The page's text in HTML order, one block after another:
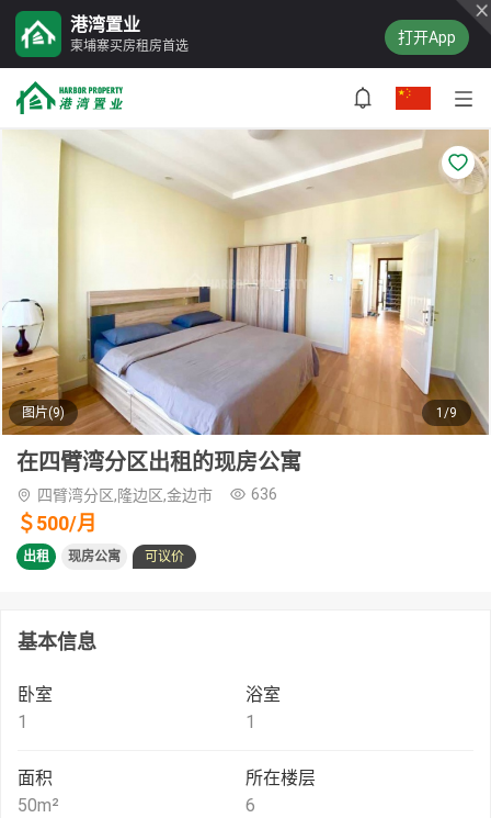
港湾置业
柬埔寨买房租房首选 打开App
图片(9) 1/9
在四臂湾分区出租的现房公寓
四臂湾分区,隆边区,金边市 636
＄500/月
出租 现房公寓 可议价
基本信息
卧室
1
浴室
1
面积
50m²
所在楼层
6